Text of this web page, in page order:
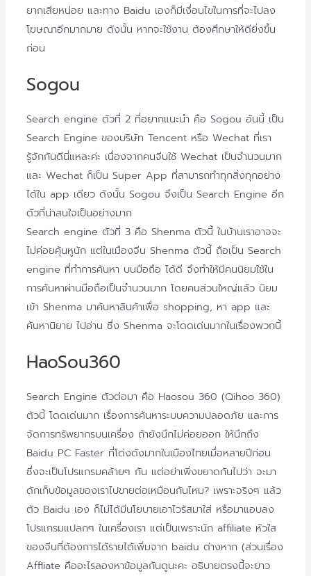
ยากเสียหน่อย และทาง Baidu เองก็มีเงื่อนไขในการที่จะไปลง
โฆษณาอีกมากมาย ดังนั้น หากจะใช้งาน ต้องศึกษาให้ดียิ่งขึ้น
ก่อน
Sogou
Search engine ตัวที่ 2 ที่อยากแนะนำ คือ Sogou อันนี้ เป็น
Search Engine ของบริษัท Tencent หรือ Wechat ที่เรา
รู้จักกันดีนี่แหละค่ะ เนื่องจากคนจีนใช้ Wechat เป็นจำนวนมาก
และ Wechat ก็เป็น Super App ที่สามารถทำทุกสิ่งทุกอย่าง
ได้ใน app เดียว ดังนั้น Sogou จึงเป็น Search Engine อีก
ตัวที่น่าสนใจเป็นอย่างมาก
Search engine ตัวที่ 3 คือ Shenma ตัวนี้ ในบ้านเราอาจจะ
ไม่ค่อยคุ้นหูนัก แต่ในเมืองจีน Shenma ตัวนี้ ถือเป็น Search
engine ที่ทำการค้นหา บนมือถือ ได้ดี จึงทำให้มีคนนิยมใช้ใน
การค้นหาผ่านมือถือเป็นจำนวนมาก โดยคนส่วนใหญ่แล้ว นิยม
เข้า Shenma มาค้นหาสินค้าเพื่อ shopping, หา app และ
ค้นหานิยาย ไปอ่าน ซึ่ง Shenma จะโดดเด่นมากในเรื่องพวกนี้
HaoSou360
Search Engine ตัวต่อมา คือ Haosou 360 (Qihoo 360)
ตัวนี้ โดดเด่นมาก เรื่องการค้นหาระบบความปลอดภัย และการ
จัดการทรัพยากรบนเครื่อง ถ้ายังนึกไม่ค่อยออก ให้นึกถึง
Baidu PC Faster ที่โด่งดังมากในเมืองไทยเมื่อหลายปีก่อน
ซึ่งจะเป็นโปรแกรมคล้ายๆ กัน แต่อย่าเพิ่งขยาดกันไปว่า จะมา
ดักเก็บข้อมูลของเราไปขายต่อเหมือนกันไหม? เพราะจริงๆ แล้ว
ตัว Baidu เอง ก็ไม่ได้มีนโยบายเอาไวรัสมาใส่ หรือมาแอบลง
โปรแกรมแปลกๆ ในเครื่องเรา แต่เป็นเพราะนัก affiliate หัวใส
ของจีนที่ต้องการได้รายได้เพิ่มจาก baidu ต่างหาก (ส่วนเรื่อง
Affliate คืออะไรลองหาข้อมูลกันดูนะคะ อธิบายตรงนี้จะยาว